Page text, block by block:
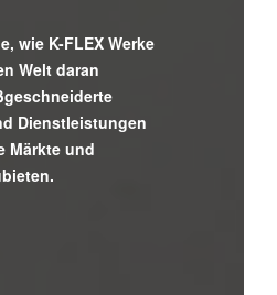
wie K-FLEX Werke
Welt daran
Dienstleistungen
Märkte und